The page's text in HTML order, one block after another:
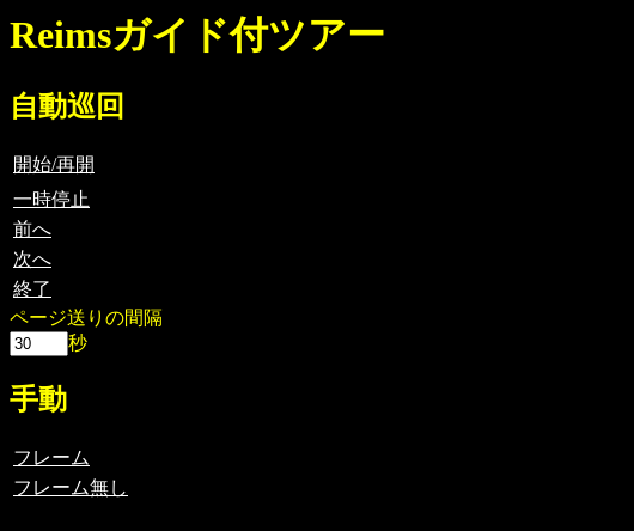
Reimsガイド付ツアー
自動巡回
開始/再開
一時停止
前へ
次へ
終了
ページ送りの間隔
秒
手動
フレーム
フレーム無し